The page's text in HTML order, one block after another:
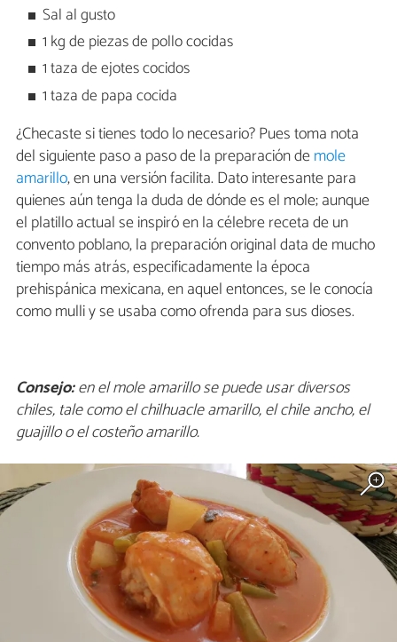
Sal al gusto
1 kg de piezas de pollo cocidas
1 taza de ejotes cocidos
1 taza de papa cocida
¿Checaste si tienes todo lo necesario? Pues toma nota
del siguiente paso a paso de la preparación demole
amarillo, en una versión facilita. Dato interesante para
quienes aún tenga la duda de dónde es el mole; aunque
el platillo actual se inspiró en la célebre receta de un
convento poblano, la preparación original data de mucho
tiempo más atrás, especificadamente la época
prehispánica mexicana, en aquel entonces, se le conocía
como mulli y se usaba como ofrenda para sus dioses.
Consejo:en el mole amarillo se puede usar diversos
chiles, tale como el chilhuacle amarillo, el chile ancho, el
guajillo o el costeño amarillo.